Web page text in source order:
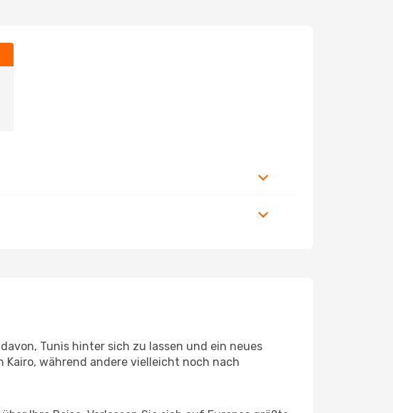
Tunis hinter sich zu lassen und ein neues
Kairo, während andere vielleicht noch nach